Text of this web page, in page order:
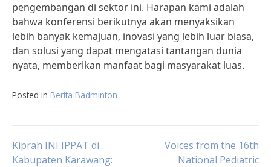
pengembangan di sektor ini. Harapan kami adalah
bahwa konferensi berikutnya akan menyaksikan
lebih banyak kemajuan, inovasi yang lebih luar biasa,
dan solusi yang dapat mengatasi tantangan dunia
nyata, memberikan manfaat bagi masyarakat luas.
Posted in Berita Badminton
Post
Kiprah INI IPPAT di
Kabupaten Karawang:
Voices from the 16th
National Pediatric